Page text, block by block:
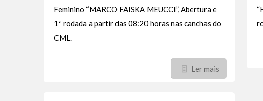
Feminino “MARCO FAISKA MEUCCI”, Abertura e
1ª rodada a partir das 08:20 horas nas canchas do
CML.
Ler mais